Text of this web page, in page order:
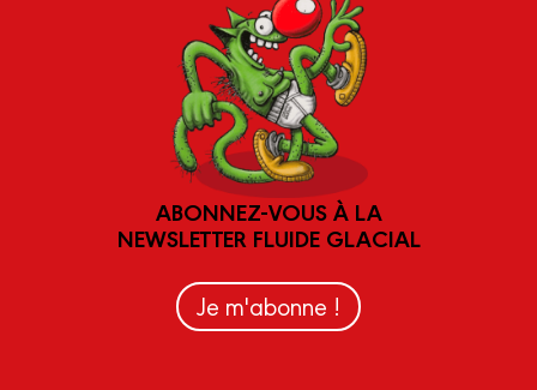
ABONNEZ-VOUS À LA
NEWSLETTER FLUIDE GLACIAL
Je m'abonne !